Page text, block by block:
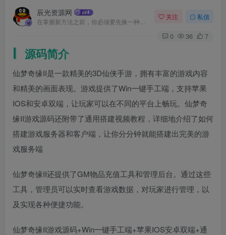
辰光资源网 关注 私信
0 36 7
源码简介
仙梦奇缘II是一款精美的3D仙侠手游，拥有丰富的游戏内容
和精美的画面表现。游戏提供了Win一键手工端，支持苹果
IOS和安卓双端，让玩家可以在不同的平台上畅玩。仙梦奇
缘II游戏源码还附带了通用搭建视频教程，详细地介绍了如何
搭建游戏服务器和客户端，让你分分钟就能搭建出完美的游
戏服务端
仙梦奇缘II还提供了GM物品充值工具和管理后台。通过这些
工具，管理员可以实时查看游戏数据，对玩家进行管理，以
及实现各种便捷功能。
仙梦奇缘II游戏源码+Win一键手工端+苹果IOS安卓双端+通